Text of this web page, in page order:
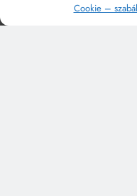
Cookie –